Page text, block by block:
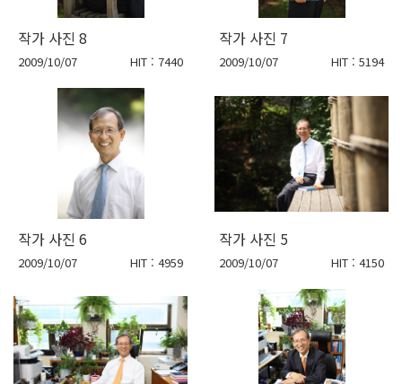
작가 사진 8
2009/10/07 HIT : 7440
작가 사진 7
2009/10/07 HIT : 5194
작가 사진 6
2009/10/07 HIT : 4959
작가 사진 5
2009/10/07 HIT : 4150